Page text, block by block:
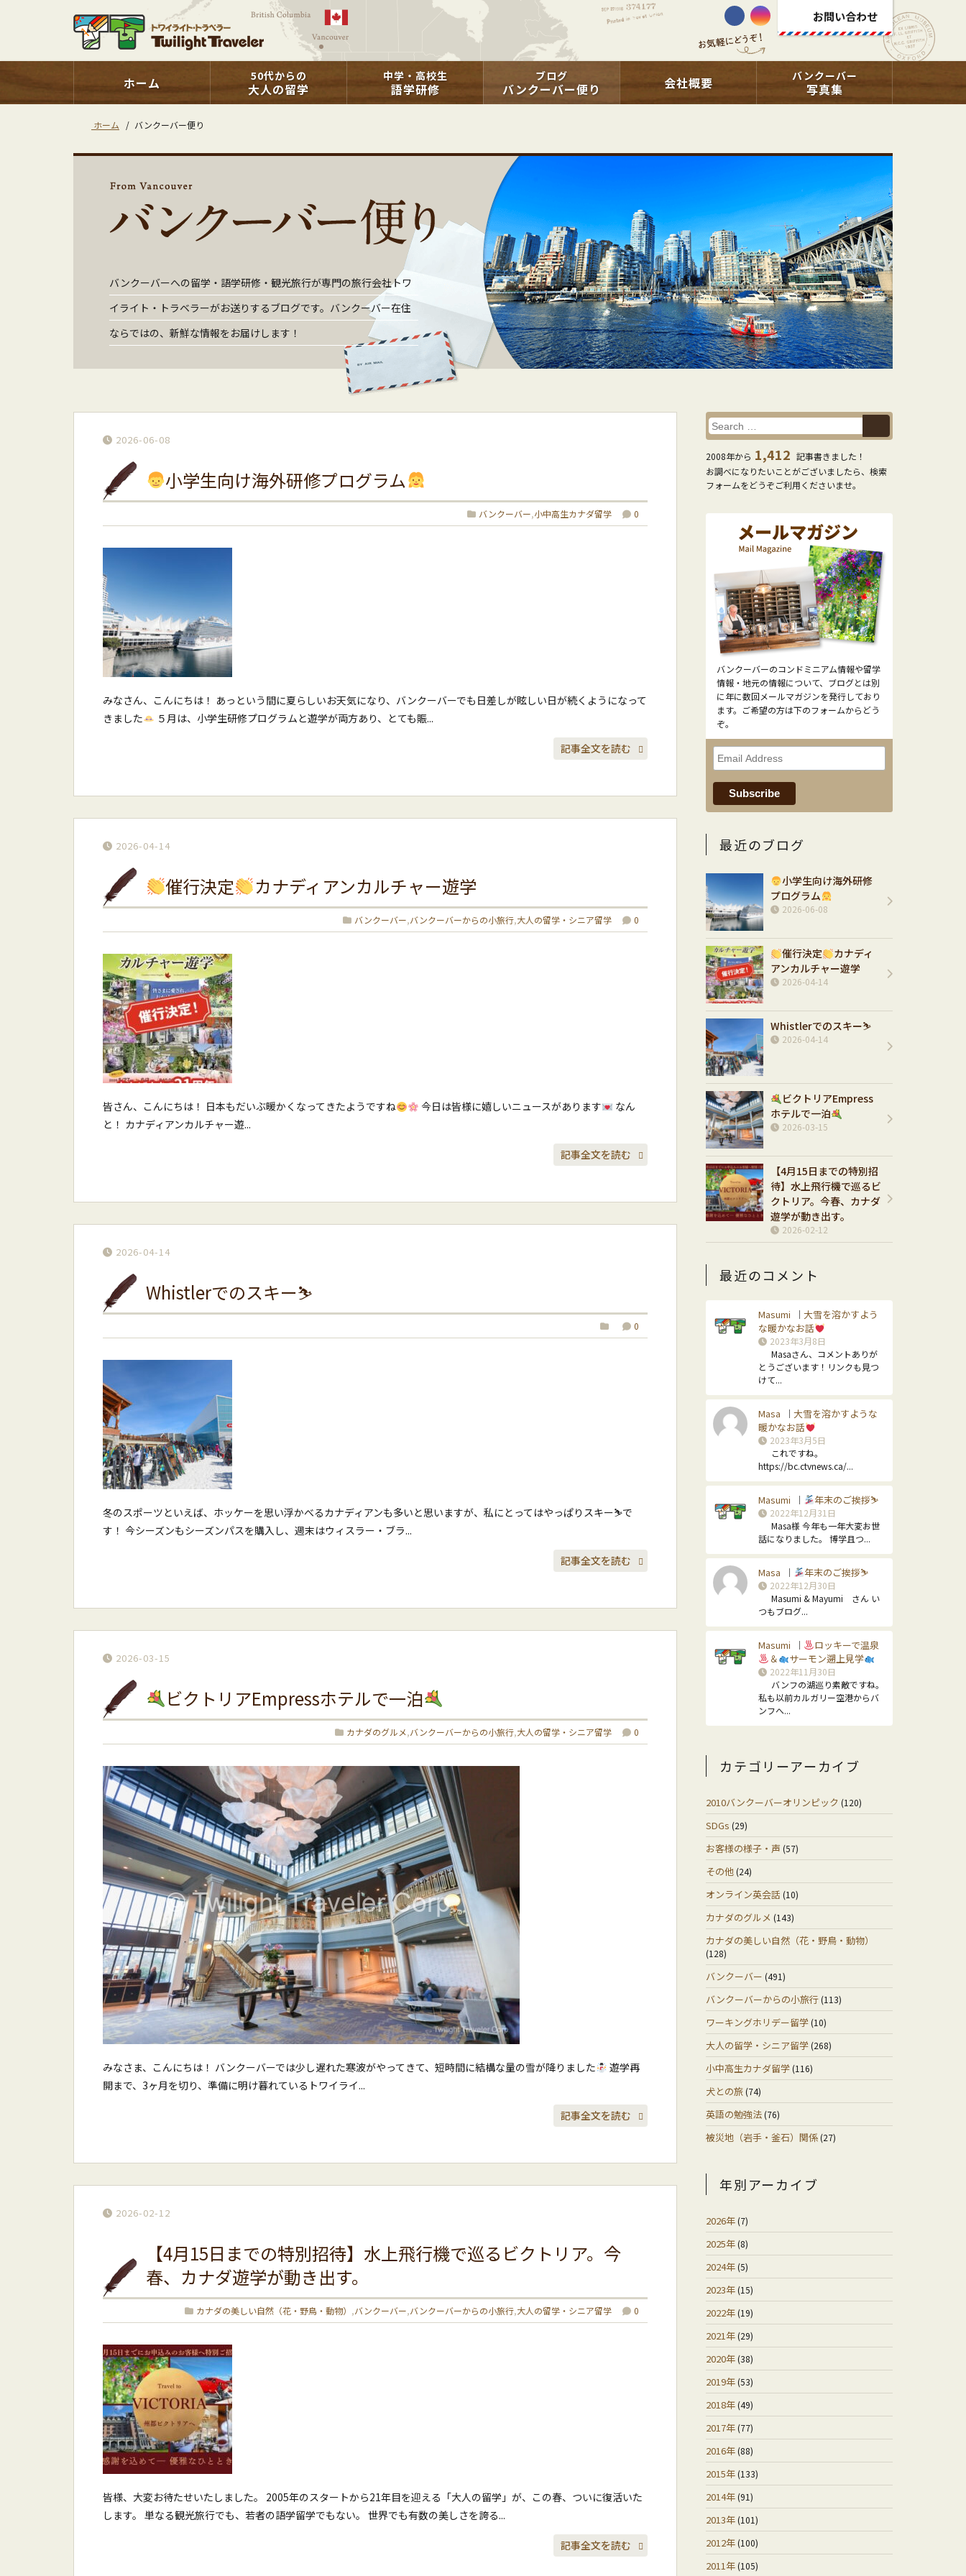
お問い合わせ
ホーム 50代からの
大人の留学
中学・高校生
語学研修
ブログ
バンクーバー便り 会社概要 バンクーバー
写真集
ホーム / バンクーバー便り
バンクーバーへの留学・語学研修・観光旅行が専門の旅行会社トワ
イライト・トラベラーがお送りするブログです。バンクーバー在住
ならではの、新鮮な情報をお届けします！
2026-06-08
小学生向け海外研修プログラム
バンクーバー,小中高生カナダ留学 0
みなさん、こんにちは！ あっという間に夏らしいお天気になり、バンクーバーでも日差しが眩しい日が続くようになって
きました
５月は、小学生研修プログラムと遊学が両方あり、とても賑...
記事全文を読む
2026-04-14
催行決定 カナディアンカルチャー遊学
バンクーバー,バンクーバーからの小旅行,大人の留学・シニア留学 0
皆さん、こんにちは！ 日本もだいぶ暖かくなってきたようですね 今日は皆様に嬉しいニュースがあります
なん
と！ カナディアンカルチャー遊...
記事全文を読む
2026-04-14
Whistlerでのスキー⛷️
0
冬のスポーツといえば、ホッケーを思い浮かべるカナディアンも多いと思いますが、私にとってはやっぱりスキー⛷️で
す！ 今シーズンもシーズンパスを購入し、週末はウィスラー・ブラ...
記事全文を読む
2026-03-15
ビクトリアEmpressホテルで一泊
カナダのグルメ,バンクーバーからの小旅行,大人の留学・シニア留学 0
みなさま、こんにちは！ バンクーバーでは少し遅れた寒波がやってきて、短時間に結構な量の雪が降りました
遊学再
開まで、3ヶ月を切り、準備に明け暮れているトワイライ...
記事全文を読む
2026-02-12
【4月15日までの特別招待】水上飛行機で巡るビクトリア。今
春、カナダ遊学が動き出す。
カナダの美しい自然（花・野鳥・動物） ,バンクーバー,バンクーバーからの小旅行,大人の留学・シニア留学 0
皆様、大変お待たせいたしました。 2005年のスタートから21年目を迎える「大人の留学」が、この春、ついに復活いた
します。 単なる観光旅行でも、若者の語学留学でもない。 世界でも有数の美しさを誇る...
記事全文を読む
2008年から 1,412 記事書きました！
お調べになりたいことがございましたら、検索
フォームをどうぞご利用くださいませ。
バンクーバーのコンドミニアム情報や留学
情報・地元の情報について、ブログとは別
に年に数回メールマガジンを発行しており
ます。ご希望の方は下のフォームからどう
ぞ。
最近のブログ
小学生向け海外研修
プログラム
2026-06-08
催行決定
カナディ
アンカルチャー遊学
2026-04-14
Whistlerでのスキー⛷️
2026-04-14
ビクトリアEmpress
ホテルで一泊
2026-03-15
【4月15日までの特別招
待】水上飛行機で巡るビ
クトリア。今春、カナダ
遊学が動き出す。
2026-02-12
最近のコメント
Masumi ｜ 大雪を溶かすよう
な暖かなお話
2023年3月8日
Masaさん、コメントありが
とうございます！リンクも見つ
けて...
Masa ｜ 大雪を溶かすような
暖かなお話
2023年3月5日
これですね。
https://bc.ctvnews.ca/...
Masumi ｜ 年末のご挨拶⛷
2022年12月31日
Masa様 今年も一年大変お世
話になりました。 博学且つ...
Masa ｜ 年末のご挨拶⛷
2022年12月30日
Masumi & Mayumi さん い
つもブログ...
Masumi ｜
ロッキーで温泉
＆
サーモン遡上見学
2022年11月30日
バンフの湖巡り素敵ですね。
私も以前カルガリー空港からバ
ンフへ...
カテゴリーアーカイブ
2010バンクーバーオリンピック (120)
SDGs (29)
お客様の様子・声 (57)
その他(24)
オンライン英会話 (10)
カナダのグルメ (143)
カナダの美しい自然（花・野鳥・動物）
(128)
バンクーバー (491)
バンクーバーからの小旅行(113)
ワーキングホリデー留学(10)
大人の留学・シニア留学(268)
小中高生カナダ留学(116)
犬との旅(74)
英語の勉強法(76)
被災地（岩手・釜石）関係(27)
年別アーカイブ
2026年(7)
2025年(8)
2024年(5)
2023年(15)
2022年(19)
2021年(29)
2020年(38)
2019年(53)
2018年(49)
2017年(77)
2016年(88)
2015年(133)
2014年(91)
2013年(101)
2012年(100)
2011年(105)